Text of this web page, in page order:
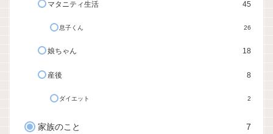
マタニティ生活 45
息子くん 26
娘ちゃん 18
産後 8
ダイエット 2
家族のこと 7